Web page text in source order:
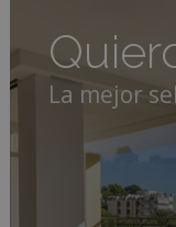
La mejor